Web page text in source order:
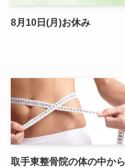
8月10日(月)お休み
取手東整骨院の体の中から